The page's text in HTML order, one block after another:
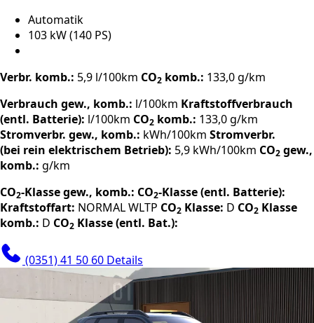
Automatik
103 kW (140 PS)
Verbr. komb.: 5,9 l/100km CO2 komb.: 133,0 g/km
Verbrauch gew., komb.: l/100km Kraftstoffverbrauch
(entl. Batterie): l/100km CO2 komb.: 133,0 g/km
Stromverbr. gew., komb.: kWh/100km Stromverbr.
(bei rein elektrischem Betrieb): 5,9 kWh/100km CO2 gew.,
komb.: g/km
CO2-Klasse gew., komb.: CO2-Klasse (entl. Batterie):
Kraftstoffart: NORMALWLTP CO2 Klasse: D CO2 Klasse
komb.: D CO2 Klasse (entl. Bat.):
(0351) 41 50 60 Details